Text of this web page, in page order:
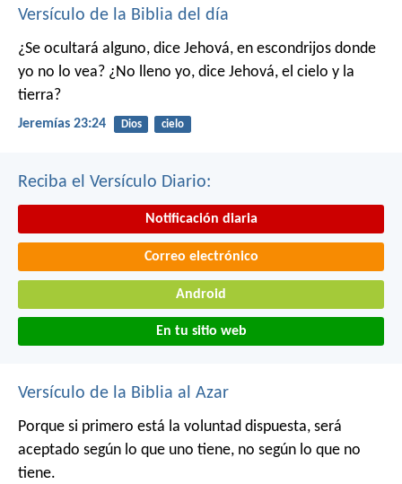
Versículo de la Biblia del día
¿Se ocultará alguno, dice Jehová, en escondrijos donde
yo no lo vea? ¿No lleno yo, dice Jehová, el cielo y la
tierra?
Jeremías 23:24 Dios cielo
Reciba el Versículo Diario:
Notificación diaria
Correo electrónico
Android
En tu sitio web
Versículo de la Biblia al Azar
Porque si primero está la voluntad dispuesta, será
aceptado según lo que uno tiene, no según lo que no
tiene.